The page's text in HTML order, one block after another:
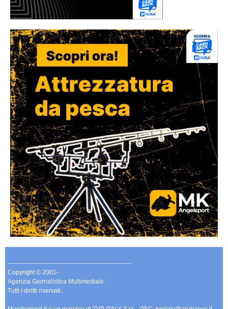
-------------------------------------------------------------
Copyright © 2001-
Agenzia Giornalistica Multimediale.
Tutti i diritti riservati.